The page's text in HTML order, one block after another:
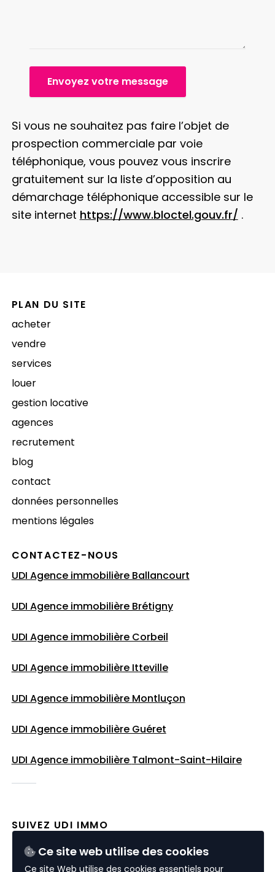
Ce site web utilise des cookies
Ce site Web utilise des cookies essentiels pour
Envoyez votre message
Si vous ne souhaitez pas faire l’objet de
prospection commerciale par voie
téléphonique, vous pouvez vous inscrire
gratuitement sur la liste d’opposition au
démarchage téléphonique accessible sur le
site internet https://www.bloctel.gouv.fr/ .
PLAN DU SITE
acheter
vendre
services
louer
gestion locative
agences
recrutement
blog
contact
données personnelles
mentions légales
CONTACTEZ-NOUS
UDI Agence immobilière Ballancourt
UDI Agence immobilière Brétigny
UDI Agence immobilière Corbeil
UDI Agence immobilière Itteville
UDI Agence immobilière Montluçon
UDI Agence immobilière Guéret
UDI Agence immobilière Talmont-Saint-Hilaire
SUIVEZ UDI IMMO